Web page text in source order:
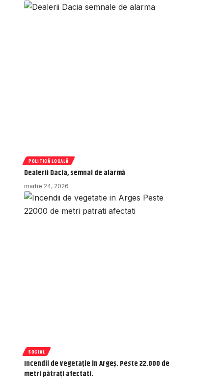
POLITICĂ LOCALĂ
Dealerii Dacia, semnal de alarmă
martie 24, 2026
SOCIAL
Incendii de vegetație în Argeș. Peste 22.000 de
metri pătrați afectati.